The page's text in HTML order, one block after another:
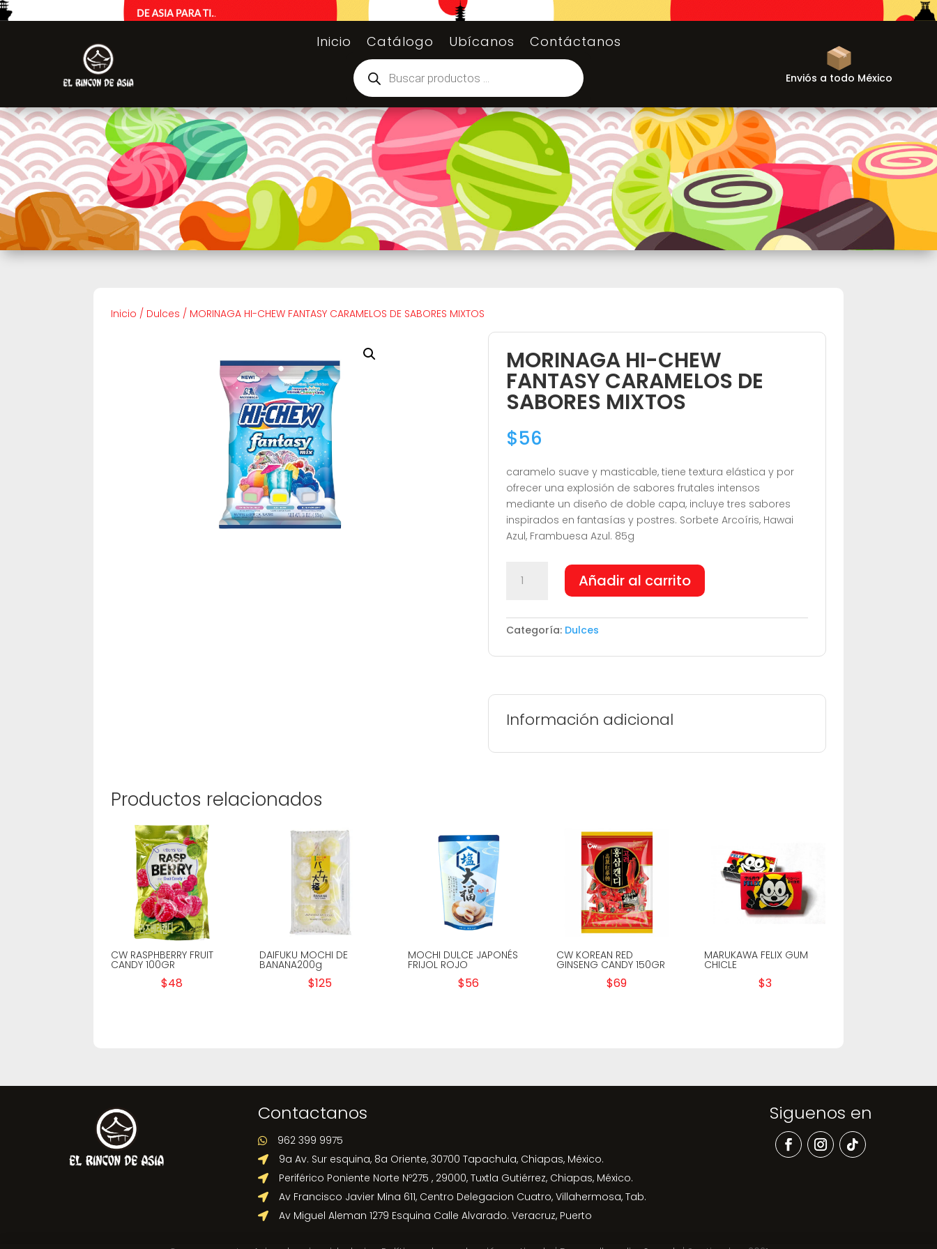
Inicio Catálogo Ubícanos Contáctanos
Búsqueda
de
productos Enviós a todo México
Inicio / Dulces / MORINAGA HI-CHEW FANTASY CARAMELOS DE SABORES MIXTOS
MORINAGA HI-CHEW
FANTASY CARAMELOS DE
SABORES MIXTOS
$56
caramelo suave y masticable, tiene textura elástica y por
ofrecer una explosión de sabores frutales intensos
mediante un diseño de doble capa, incluye tres sabores
inspirados en fantasías y postres. Sorbete Arcoíris, Hawai
Azul, Frambuesa Azul. 85g
FANTASY
CARAMELOS
cantidad
Añadir al carrito
Categoría: Dulces
Información adicional
Productos relacionados
CW RASPHBERRY FRUIT
CANDY 100GR
$48
DAIFUKU MOCHI DE
BANANA200g
$125
MOCHI DULCE JAPONÉS
FRIJOL ROJO
$56
CW KOREAN RED
GINSENG CANDY 150GR
$69
MARUKAWA FELIX GUM
CHICLE
$3
Contactanos
 962 399 9975
 9a Av. Sur esquina, 8a Oriente, 30700 Tapachula, Chiapas, México.
 Periférico Poniente Norte Nº275 , 29000, Tuxtla Gutiérrez, Chiapas, México.
 Av Francisco Javier Mina 611, Centro Delegacion Cuatro, Villahermosa, Tab.
 Av Miguel Aleman 1279 Esquina Calle Alvarado. Veracruz, Puerto
Siguenos en